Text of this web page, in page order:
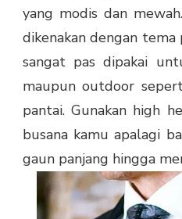
yang modis dan
dikenakan dengan
sangat pas dipakai
maupun outdoor
pantai. Gunakan high
busana kamu apalagi
gaun panjang hingga